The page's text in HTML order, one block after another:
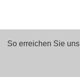
So erreichen Sie uns